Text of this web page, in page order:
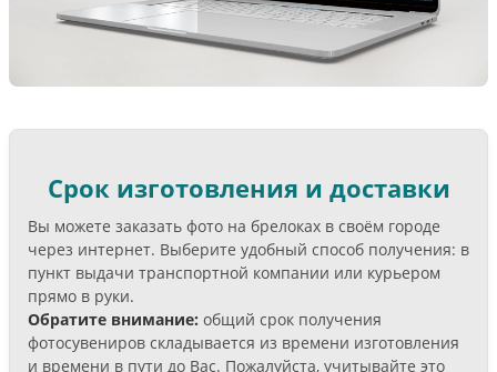
Срок изготовления и доставки
Вы можете заказать фото на брелоках в своём городе
через интернет. Выберите удобный способ получения: в
пункт выдачи транспортной компании или курьером
прямо в руки.
Обратите внимание: общий срок получения
фотосувениров складывается из времени изготовления
и времени в пути до Вас. Пожалуйста, учитывайте это